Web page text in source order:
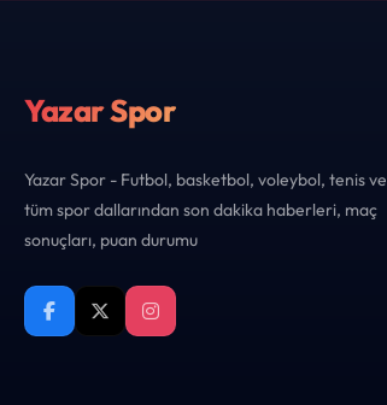
Yazar Spor
Yazar Spor - Futbol, basketbol, voleybol, tenis ve
tüm spor dallarından son dakika haberleri, maç
sonuçları, puan durumu